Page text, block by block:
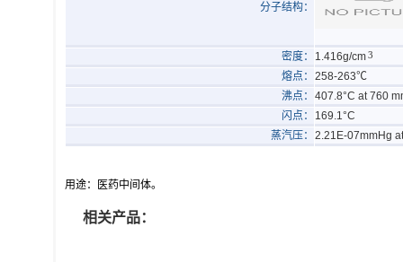
分子结构：
密度： 1.416g/cm3
熔点： 258-263℃
沸点： 407.8°C at 760
闪点：
169.1°C
蒸汽压： 2.21E-07mmHg at
用途：医药中间体。
相关产品：